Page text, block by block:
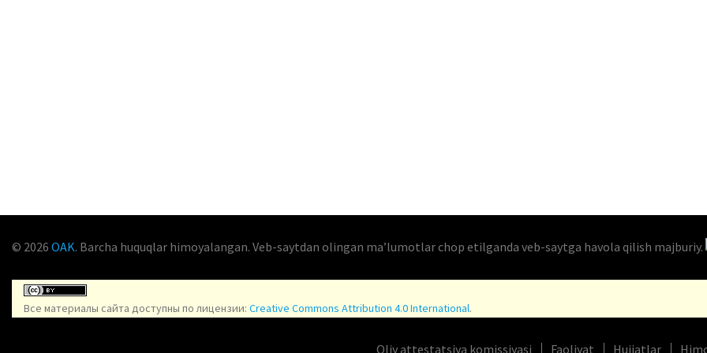
© 2026 OAK. Barcha huquqlar himoyalangan. Veb-saytdan olingan maʼlumotlar chop etilganda veb-saytga havola qilish majburiy.
Все материалы сайта доступны по лицензии: Creative Commons Attribution 4.0 International.
Oliy attestatsiya komissiyasi Faoliyat Hujjatlar